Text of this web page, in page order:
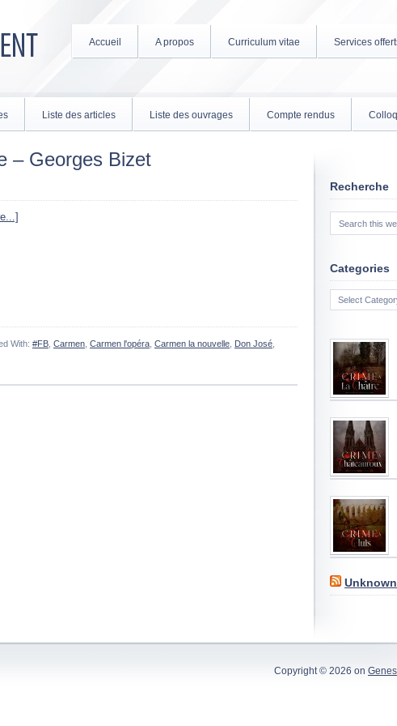
Accueil A propos Curriculum vitae Services
Liste des articles Liste des ouvrages Compte rendus
– Georges Bizet
With: #FB Carmen Carmen l'opéra Carmen la nouvelle Don José
Recherche
Categories
Categories
Copyright © 2026 on